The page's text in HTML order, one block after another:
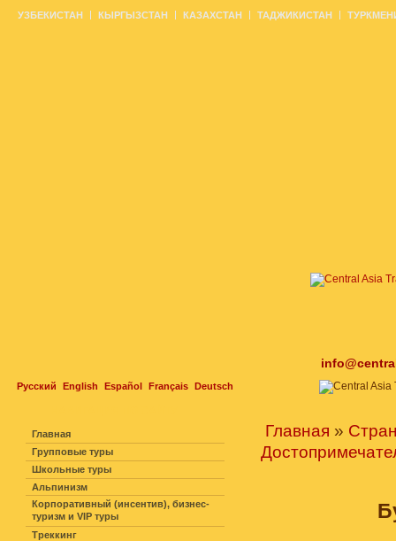
Русский English Español Français Deutsch
УЗБЕКИСТАН КЫРГЫЗСТАН КАЗАХСТАН ТАДЖИКИСТАН
Главная »
Главная
Групповые туры
Школьные туры
Альпинизм
Корпоративный (инсентив), бизнес-
туризм и VIP туры
Треккинг